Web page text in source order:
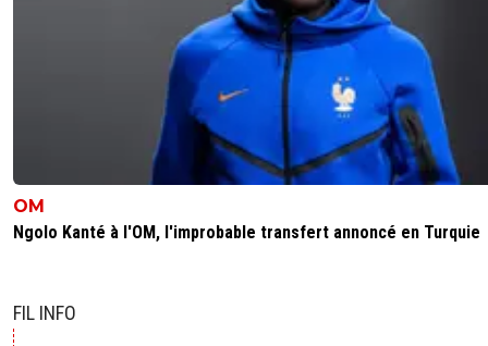
OM
Ngolo Kanté à l'OM, l'improbable transfert annoncé en Turquie
FIL INFO